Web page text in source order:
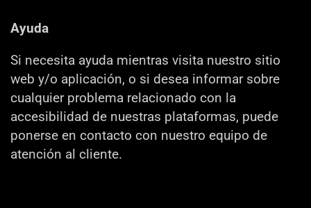
Ayuda
Si necesita ayuda mientras visita nuestro sitio
web y/o aplicación, o si desea informar sobre
cualquier problema relacionado con la
accesibilidad de nuestras plataformas, puede
ponerse en contacto con nuestro equipo de
atención al cliente.